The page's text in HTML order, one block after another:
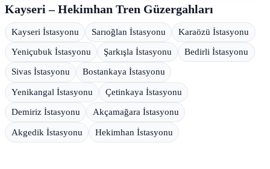
Kayseri – Hekimhan Tren Güzergahları
Kayseri İstasyonu Sarıoğlan İstasyonu Karaözü İstasyonu
Yeniçubuk İstasyonu Şarkışla İstasyonu Bedirli İstasyonu
Sivas İstasyonu Bostankaya İstasyonu
Yenikangal İstasyonu Çetinkaya İstasyonu
Demiriz İstasyonu Akçamağara İstasyonu
Akgedik İstasyonu Hekimhan İstasyonu